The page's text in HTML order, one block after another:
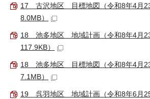
17 古沢地区 目標地図（令和8年4月
8.0MB）
18 池多地区 地域計画（令和8年4月
117.9KB）
18 池多地区 目標地図（令和8年4月
7.1MB）
19 呉羽地区 地域計画（令和8年6月